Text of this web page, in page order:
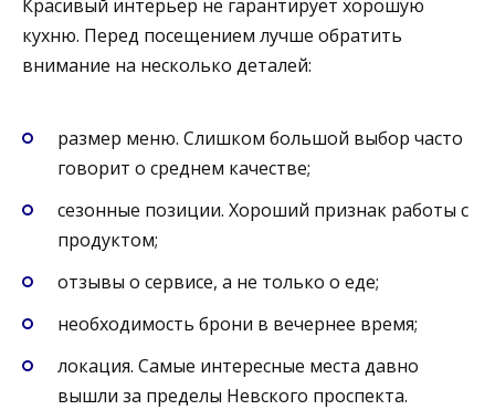
Красивый интерьер не гарантирует хорошую
кухню. Перед посещением лучше обратить
внимание на несколько деталей:
размер меню. Слишком большой выбор часто
говорит о среднем качестве;
сезонные позиции. Хороший признак работы с
продуктом;
отзывы о сервисе, а не только о еде;
необходимость брони в вечернее время;
локация. Самые интересные места давно
вышли за пределы Невского проспекта.